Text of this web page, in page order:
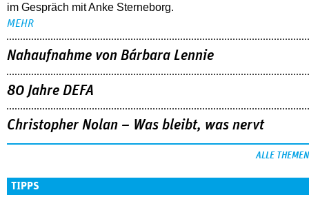
im Gespräch mit Anke Sterneborg.
MEHR
Nahaufnahme von Bárbara Lennie
80 Jahre DEFA
Christopher Nolan – Was bleibt, was nervt
ALLE THEMEN
TIPPS